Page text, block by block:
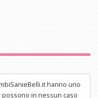
hanno uno
in nessun caso